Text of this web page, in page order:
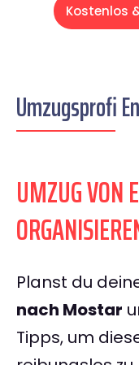
Kostenlos
Umzugsprofi
UMZUG VON
Planst du
nach Mostar
Tipps, um